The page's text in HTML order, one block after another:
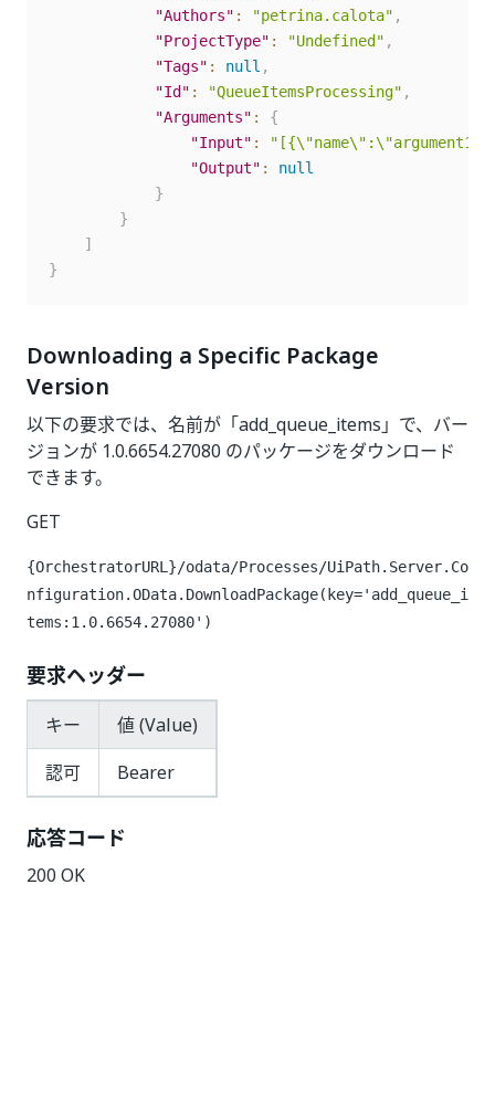
"Authors" : "petrina.calota" ,
"ProjectType" : "Undefined" ,
"Tags" : null ,
"Id" : "QueueItemsProcessing" ,
"Arguments" :
{
"Input" :
"Output" :
null
}
}
]
}
Downloading a Specific Package
Version
以下の要求では、名前が「add_queue_items」で、バー
ジョンが 1.0.6654.27080 のパッケージをダウンロード
できます。
GET
{OrchestratorURL}/odata/Processes/UiPath.Server.Co
nfiguration.OData.DownloadPackage(key='add_queue_i
tems:1.0.6654.27080')
要求ヘッダー
キー
値 (Value)
認可
Bearer
応答コード
200 OK